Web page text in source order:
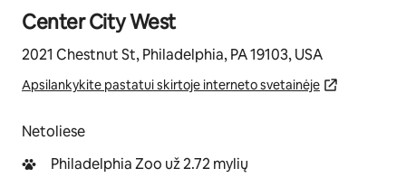
Center City West
2021 Chestnut St, Philadelphia, PA 19103, USA
Apsilankykite pastatui skirtoje interneto svetainėje
Netoliese
Philadelphia Zoo už 2.72 mylių